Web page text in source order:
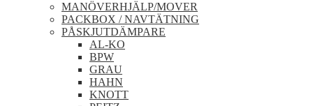
MANÖVERHJÄLP/MOVER
PACKBOX / NAVTÄTNING
PÅSKJUTDÄMPARE
AL-KO
BPW
GRAU
HAHN
KNOTT